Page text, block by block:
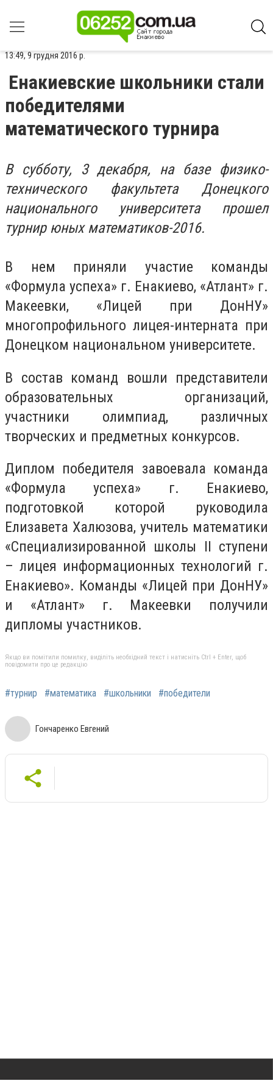
13:49, 9 грудня 2016 р.
Енакиевские школьники стали
победителями
математического турнира
В субботу, 3 декабря, на базе физико-
технического факультета Донецкого
национального университета прошел
турнир юных математиков-2016.
В нем приняли участие команды
«Формула успеха» г. Енакиево, «Атлант» г.
Макеевки, «Лицей при ДонНУ»
многопрофильного лицея-интерната при
Донецком национальном университете.
В состав команд вошли представители
образовательных организаций,
участники олимпиад, различных
творческих и предметных конкурсов.
Диплом победителя завоевала команда
«Формула успеха» г. Енакиево,
подготовкой которой руководила
Елизавета Халюзова, учитель математики
«Специализированной школы II ступени
– лицея информационных технологий г.
Енакиево». Команды «Лицей при ДонНУ»
и «Атлант» г. Макеевки получили
дипломы участников.
Якщо ви помітили помилку, виділіть необхідний текст і натисніть Ctrl + Enter, щоб
повідомити про це редакцію
#турнир #математика #школьники #победители
Гончаренко Евгений